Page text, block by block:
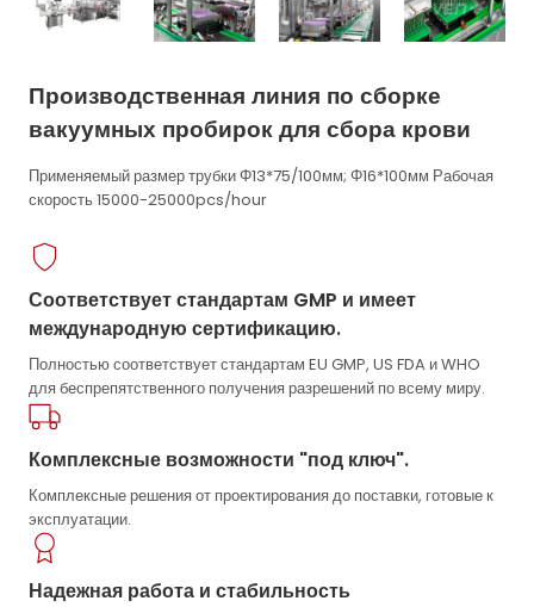
Производственная линия по сборке
вакуумных пробирок для сбора крови
Применяемый размер трубки Φ13*75/100мм; Φ16*100мм Рабочая
скорость 15000-25000pcs/hour
Соответствует стандартам GMP и имеет
международную сертификацию.
Полностью соответствует стандартам EU GMP, US FDA и WHO
для беспрепятственного получения разрешений по всему миру.
Комплексные возможности "под ключ".
Комплексные решения от проектирования до поставки, готовые к
эксплуатации.
Надежная работа и стабильность